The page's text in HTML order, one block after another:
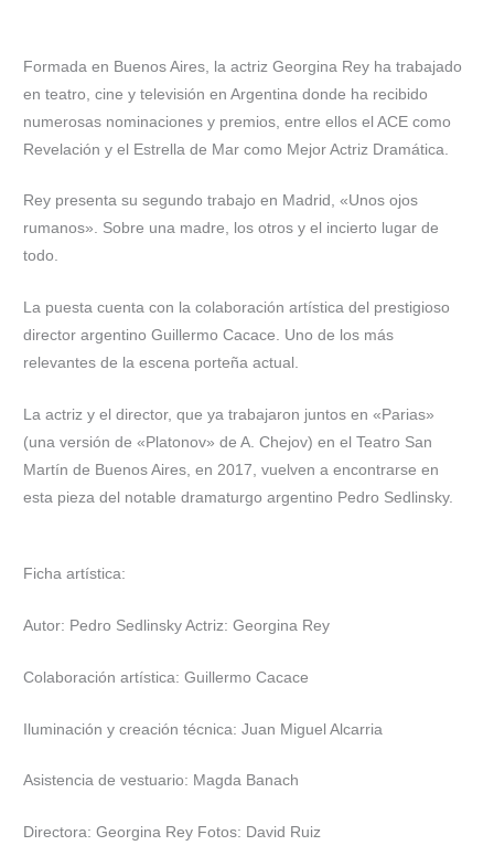
Formada en Buenos Aires, la actriz Georgina Rey ha trabajado
en teatro, cine y televisión en Argentina donde ha recibido
numerosas nominaciones y premios, entre ellos el ACE como
Revelación y el Estrella de Mar como Mejor Actriz Dramática.
Rey presenta su segundo trabajo en Madrid, «Unos ojos
rumanos». Sobre una madre, los otros y el incierto lugar de
todo.
La puesta cuenta con la colaboración artística del prestigioso
director argentino Guillermo Cacace. Uno de los más
relevantes de la escena porteña actual.
La actriz y el director, que ya trabajaron juntos en «Parias»
(una versión de «Platonov» de A. Chejov) en el Teatro San
Martín de Buenos Aires, en 2017, vuelven a encontrarse en
esta pieza del notable dramaturgo argentino Pedro Sedlinsky.
Ficha artística:
Autor: Pedro Sedlinsky Actriz: Georgina Rey
Colaboración artística: Guillermo Cacace
Iluminación y creación técnica: Juan Miguel Alcarria
Asistencia de vestuario: Magda Banach
Directora: Georgina Rey Fotos: David Ruiz